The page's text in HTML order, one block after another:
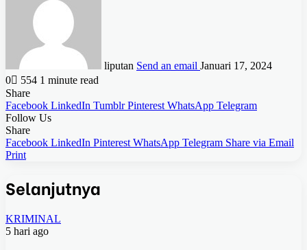
liputan Send an email Januari 17, 2024
0
554 1 minute read
Share
Facebook LinkedIn Tumblr Pinterest WhatsApp Telegram
Follow Us
Share
Facebook LinkedIn Pinterest WhatsApp Telegram Share via Email
Print
Selanjutnya
KRIMINAL
5 hari ago